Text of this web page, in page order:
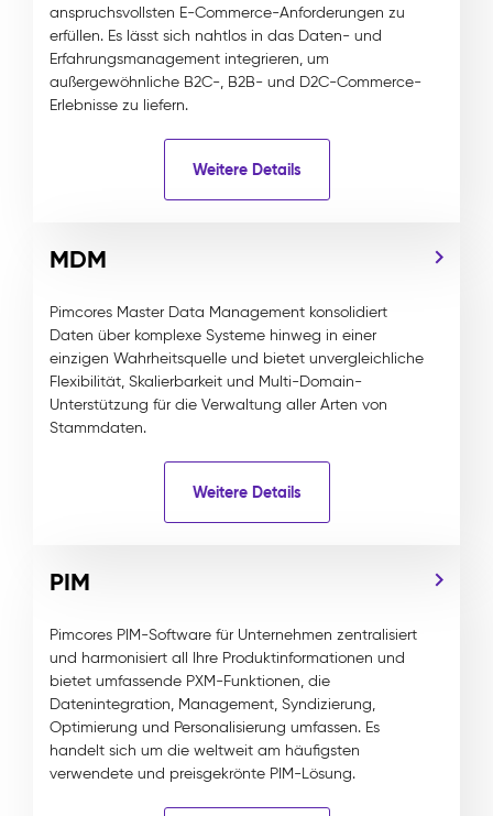
anspruchsvollsten E-Commerce-Anforderungen zu
erfüllen. Es lässt sich nahtlos in das Daten- und
Erfahrungsmanagement integrieren, um
außergewöhnliche B2C-, B2B- und D2C-Commerce-
Erlebnisse zu liefern.
Weitere Details
MDM
Pimcores Master Data Management konsolidiert
Daten über komplexe Systeme hinweg in einer
einzigen Wahrheitsquelle und bietet unvergleichliche
Flexibilität, Skalierbarkeit und Multi-Domain-
Unterstützung für die Verwaltung aller Arten von
Stammdaten.
Weitere Details
PIM
Pimcores PIM-Software für Unternehmen zentralisiert
und harmonisiert all Ihre Produktinformationen und
bietet umfassende PXM-Funktionen, die
Datenintegration, Management, Syndizierung,
Optimierung und Personalisierung umfassen. Es
handelt sich um die weltweit am häufigsten
verwendete und preisgekrönte PIM-Lösung.